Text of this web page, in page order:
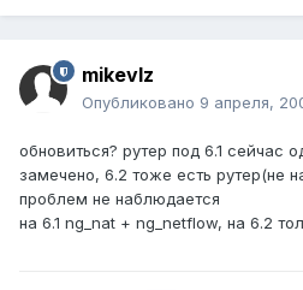
mikevlz
Опубликовано 9 апреля,
обновиться? рутер под 6.1 сейчас
замечено, 6.2 тоже есть рутер(не
проблем не наблюдается
на 6.1 ng_nat + ng_netflow, на 6.2